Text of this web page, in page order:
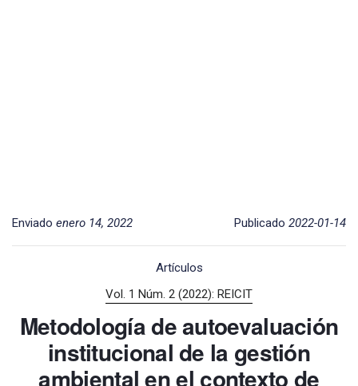
Enviado enero 14, 2022 Publicado 2022-01-14
Artículos
Vol. 1 Núm. 2 (2022): REICIT
Metodología de autoevaluación
institucional de la gestión
ambiental en el contexto de